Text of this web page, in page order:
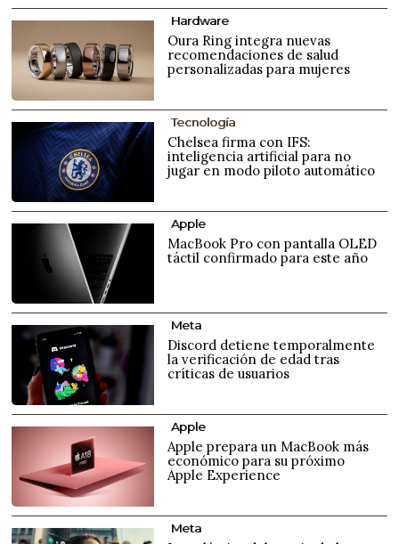
Hardware
Oura Ring integra nuevas
recomendaciones de salud
personalizadas para mujeres
Tecnología
Chelsea firma con IFS:
inteligencia artificial para no
jugar en modo piloto automático
Apple
MacBook Pro con pantalla OLED
táctil confirmado para este año
Meta
Discord detiene temporalmente
la verificación de edad tras
críticas de usuarios
Apple
Apple prepara un MacBook más
económico para su próximo
Apple Experience
Meta